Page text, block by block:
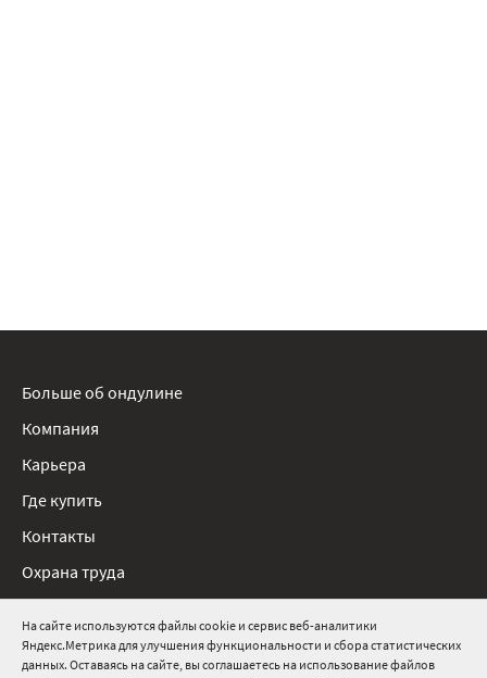
На сайте используются файлы cookie и сервис веб-аналитики
Яндекс.Метрика для улучшения функциональности и сбора статистических
данных. Оставаясь на сайте, вы соглашаетесь на использование файлов
8 800 511 91 82
Больше об ондулине
Компания
Карьера
Где купить
Контакты
Охрана труда